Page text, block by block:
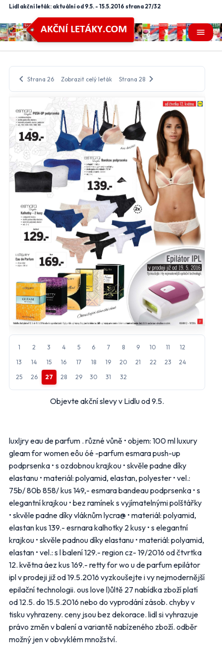
Lidl akční leták: aktuální od 9.5. - 15.5.2016 strana 27/32
menu
chevron_left Strana 26 Zobrazit celý leták Strana 28chevron_right
1 2 3 4 5 6 7 8 9 10 11
12
13
14 15 16 17 18 19 20 21 22 23
24
25
26 27 28 29 30 31 32
Objevte akční slevy v Lidlu od 9.5.
luxljry eau de parfum . různé vůně • objem: 100 ml luxury
gleam for women eôu óé -parfum esmara push-up
podprsenka • s ozdobnou krajkou • skvěle padne díky
elastanu • materiál: polyamid, elastan, polyester • vel.:
75b/ 80b 858/ kus 149,- esmara bandeau podprsenka • s
elegantní krajkou • bez ramínek s vyjímatelnými polštářky
• skvěle padne díky vláknům lycra@ • materiál: polyamid,
elastan kus 139.- esrnara kalhotky 2 kusy • s elegantní
krajkou • skvěle padnou díky elastanu • materiál: polyamid,
elastan • vel.: s l balení 129.- region cz- 19/2016 od čtvrtka
12. května áez kus 169.- retty for wo u de parfum epilátor
ipl v prodeji již od 19.5.2016 vyzkoušejte i vy nejmodernější
epilační technologii. ous love l)ůltě 27 nabídka zboží platí
od 12.5. do 15.5.2016 nebo do vyprodání zásob. chyby v
tisku vyhrazeny. ceny jsou bez dekorace. lidl si vyhrazuje
právo změn v balení a variantě nabízeného zboží. odběr
možný jen v obvyklém množství.
close
mail_outlineNastavení odběru letáků
Vyberte obchody, jejichž letáky chcete dostávat do e-
Hlavní hypermarkety a supermarkety
Albert BILLA
CBA COOP
FLOP Globus
Kaufland Lidl
Makro Norma
Další obchody podle kategorií
Bydlení, zahrada
Drogerie, kosmetika
Elektro
Nábytek
Oblečení
Obuv
Sport
Pro děti, hračky
Lékárny
Auto moto
Ostatní supermarkety
Přihlásit k odběru